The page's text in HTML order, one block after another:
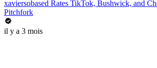
xaviersobased Rates TikTok, Bushwick, and
Pitchfork
il y a 3 mois